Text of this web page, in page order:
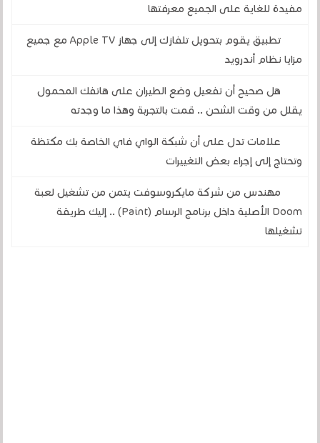
مفيدة للغاية على الجميع معرفتها
تطبيق يقوم بتحويل تلفازك إلى جهاز Apple TV مع جميع
مزايا نظام أندرويد
هل صحيح أن تفعيل وضع الطيران على هاتفك المحمول
يقلل من وقت الشحن .. قمت بالتجربة وهذا ما وجدته
علامات تدل على أن شبكة الواي فاي الخاصة بك مكتظة
وتحتاج إلى إجراء بعض التغييرات
مهندس من شركة مايكروسوفت يتمن من تشغيل لعبة
Doom الأصلية داخل برنامج الرسام (Paint) .. إليك طريقة
تشغيلها